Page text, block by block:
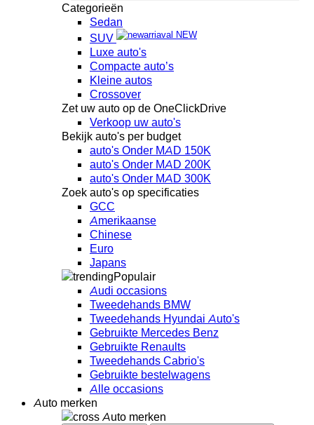
Categorieën
Sedan
SUV
NEW
Luxe auto's
Compacte auto’s
Kleine autos
Crossover
Zet uw auto op de OneClickDrive
Verkoop uw auto's
Bekijk auto's per budget
auto's Onder MAD 150K
auto's Onder MAD 200K
auto's Onder MAD 300K
Zoek auto's op specificaties
GCC
Amerikaanse
Chinese
Euro
Japans
Populair
Audi occasions
Tweedehands BMW
Tweedehands Hyundai Auto's
Gebruikte Mercedes Benz
Gebruikte Renaults
Tweedehands Cabrio's
Gebruikte bestelwagens
Alle occasions
Auto merken
Auto merken